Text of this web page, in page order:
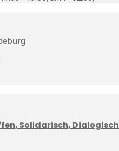
Solidarisch, Dialogisch